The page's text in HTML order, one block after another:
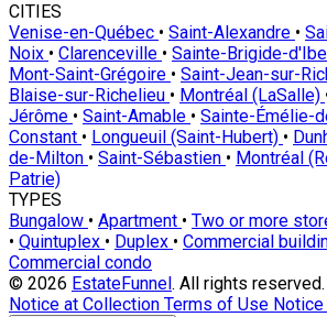
CITIES
Venise-en-Québec • Saint-Alexandre •
Noix • Clarenceville • Sainte-Brigide-
Mont-Saint-Grégoire • Saint-Jean-sur-
Blaise-sur-Richelieu • Montréal (LaSalle)
Jérôme • Saint-Amable • Sainte-Émélie-
Constant • Longueuil (Saint-Hubert) •
de-Milton • Saint-Sébastien • Montréal
Patrie)
TYPES
Bungalow • Apartment • Two or more
• Quintuplex • Duplex • Commercial
Commercial condo
© 2026 EstateFunnel . All rights reserved.
Notice at Collection Terms of Use